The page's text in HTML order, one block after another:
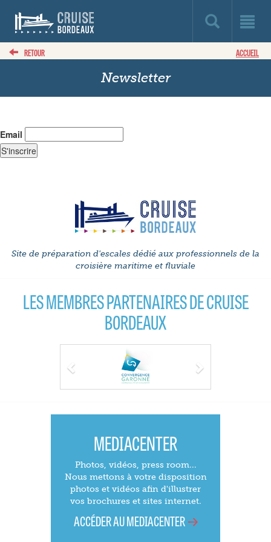
RETOUR ACCUEIL
Newsletter
Email
Site de préparation d'escales dédié aux professionnels de la
croisière maritime et fluviale
LES MEMBRES PARTENAIRES DE CRUISE
BORDEAUX
MEDIACENTER
Photos, vidéos, press room...
Nous mettons à votre disposition
photos et vidéos afin d'illustrer
vos brochures et sites internet.
ACCÉDER AU MEDIACENTER